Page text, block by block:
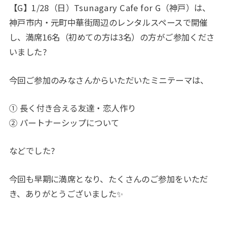
【G】1/28（日）Tsunagary Cafe for G（神戸）は、
神戸市内・元町中華街周辺のレンタルスペースで開催
し、満席16名（初めての方は3名）の方がご参加くださ
いました?
今回ご参加のみなさんからいただいたミニテーマは、
① 長く付き合える友達・恋人作り
② パートナーシップについて
などでした?
今回も早期に満席となり、たくさんのご参加をいただ
き、ありがとうございました✨